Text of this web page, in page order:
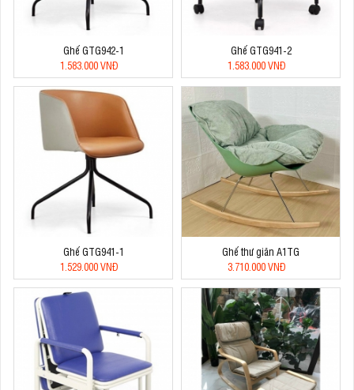
Ghế GTG942-1
1.583.000 VNĐ
Ghế GTG941-2
1.583.000 VNĐ
Ghế GTG941-1
1.529.000 VNĐ
Ghế thư giãn A1TG
3.710.000 VNĐ